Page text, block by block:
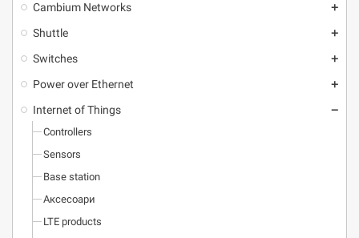
Cambium Networks add
Shuttle add
Switches add
Power over Ethernet add
Internet of Things remove
Controllers
Sensors
Base station
Аксесоари
LTE products